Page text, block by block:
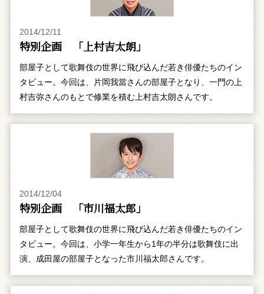
2014/12/11
特別企画 「上村吉太朗」
部屋子として歌舞伎の世界に飛び込んだ若き俳優たちのイン
タビュー。今回は、片岡我當さんの部屋子となり、一門の上
村吉弥さんのもとで修業を積む上村吉太朗さんです。
2014/12/04
特別企画 「市川福太郎」
部屋子として歌舞伎の世界に飛び込んだ若き俳優たちのイン
タビュー。今回は、小学一年生から1年の半分は歌舞伎に出
演、成田屋の部屋子となった市川福太郎さんです。